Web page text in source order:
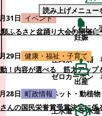
くらし・
くらし・
住民票・戸籍
ゼロカーボン
ペット・動植物
上水道・下水道
31日 イベント
ふるさと盆踊り大会の開催に
29日 健康・福祉・子育て
！内容が選べる 筋力アップ
28日 町政情報
んの国民栄誉賞受賞決定に係
妊娠
出産
読み上げメニュー